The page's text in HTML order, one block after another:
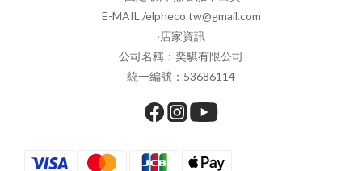
E-MAIL /elpheco.tw@gmail.com
‧店家資訊
公司名稱：奕騏有限公司
統一編號：53686114